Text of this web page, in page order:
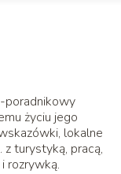
poradnikowy
życiu jego
lokalne
z turystyką, pracą,
rozrywką.